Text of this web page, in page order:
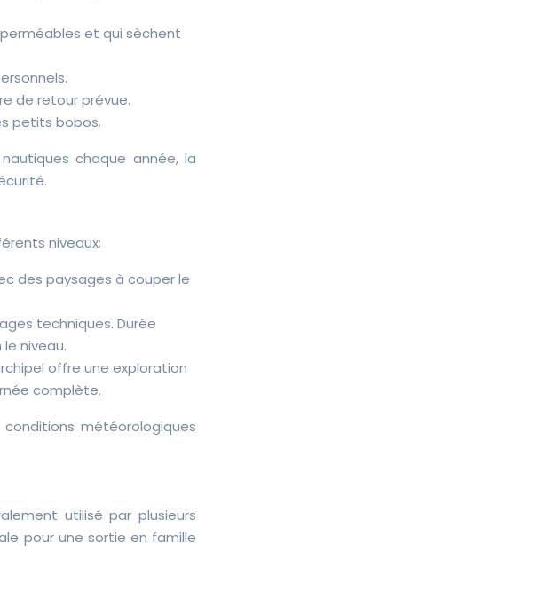
et qui sèchent
de retour prévue.
petits bobos.
chaque année, la
niveaux:
des paysages à couper le
techniques. Durée
niveau.
offre une exploration
complète.
météorologiques
utilisé par plusieurs
pour une sortie en famille